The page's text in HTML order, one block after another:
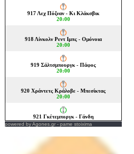
powered byAgones.gr - pame stoixima